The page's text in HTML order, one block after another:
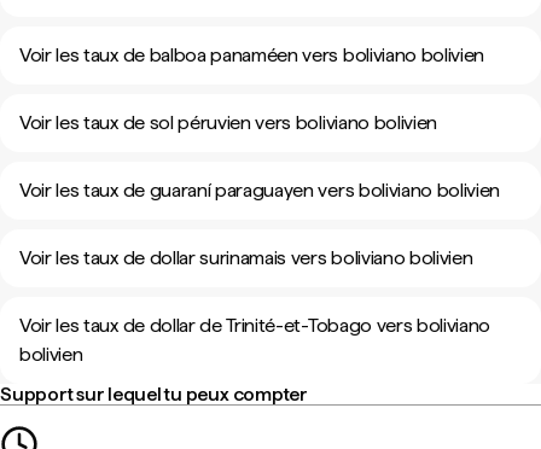
Voir les taux de balboa panaméen vers boliviano bolivien
Voir les taux de sol péruvien vers boliviano bolivien
Voir les taux de guaraní paraguayen vers boliviano bolivien
Voir les taux de dollar surinamais vers boliviano bolivien
Voir les taux de dollar de Trinité-et-Tobago vers boliviano
bolivien
Support sur lequel tu peux compter